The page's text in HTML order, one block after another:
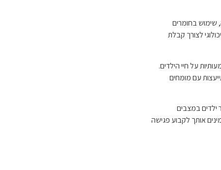
שימוש בחומרים
לצורך קבלת
על חיי הילדים.
עם מומחים
ילדים במצבים
אותך לקבוע פגישה